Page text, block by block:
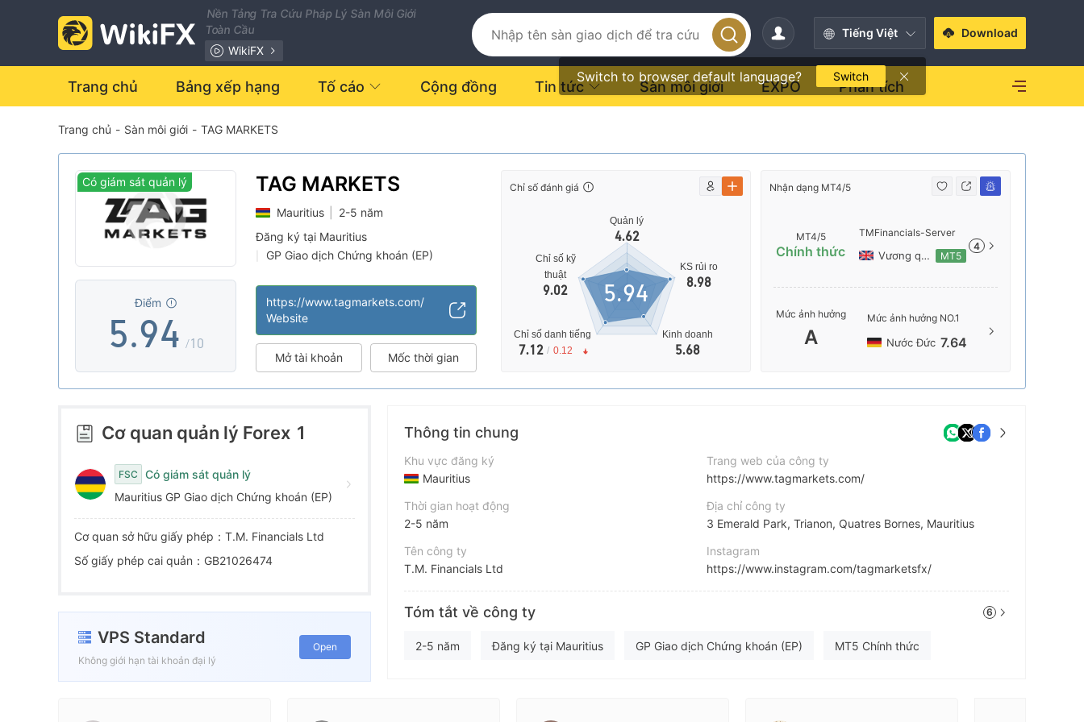
Nền Tảng Tra Cứu Pháp Lý Sàn Môi Giới
Toàn Cầu
WikiFX
Tiếng Việt
Switch to browser default language? Switch
Download
Trang chủ Bảng xếp hạng Tố cáo Cộng đồng Tin tức Sàn môi giới EXPO Phân tích
Trang chủ - Sàn môi giới - TAG MARKETS
Có giám sát quản lý
Điểm
0
1
2
3
4
5
6
7
8
9
.
3
4
5
6
7
8
9
0
1
2
3
4
5
6
7
8
9
/10
TAG MARKETS
Mauritius
2-5 năm
Đăng ký tại Mauritius
GP Giao dịch Chứng khoán (EP)
https://www.tagmarkets.com/
Website
Mở tài khoản Mốc thời gian
Chỉ số đánh giá
Quản lý
4.62
Chỉ số kỹ
thuật
9.02
Chỉ số danh tiếng
7.12 / 0.12
Kinh doanh
5.68
KS rủi ro
8.98
5.94
Nhận dạng MT4/5
MT4/5
Chính thức
TMFinancials-Server
Vương quốc Anh MT5
4
Mức ảnh hưởng
A
Mức ảnh hưởng NO.1
Nước Đức 7.64
Cơ quan quản lý Forex 1
FSC
Có giám sát quản lý
Mauritius GP Giao dịch Chứng khoán (EP)
Cơ quan sở hữu giấy phép：T.M. Financials Ltd
Số giấy phép cai quản：GB21026474
VPS Standard
Không giới hạn tài khoản đại lý
Open
Thông tin chung
Khu vực đăng ký
Mauritius
Thời gian hoạt động
2-5 năm
Tên công ty
T.M. Financials Ltd
Viết tắt
TAG MARKETS
Nhân viên doanh nghiệp
Trang web của công ty
https://www.tagmarkets.com/
Địa chỉ công ty
3 Emerald Park, Trianon, Quatres Bornes, Mauritius
Instagram
https://www.instagram.com/tagmarketsfx/
WhatsApp
Tóm tắt về công ty 6
2-5 năm Đăng ký tại Mauritius GP Giao dịch Chứng khoán (EP) MT5 Chính thức